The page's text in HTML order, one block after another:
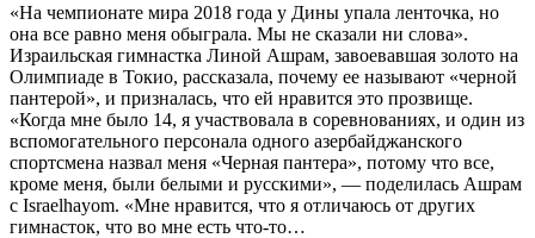
«На чемпионате мира 2018 года у Дины упала ленточка, но
она все равно меня обыграла. Мы не сказали ни слова».
Израильская гимнастка Линой Ашрам, завоевавшая золото на
Олимпиаде в Токио, рассказала, почему ее называют «черной
пантерой», и призналась, что ей нравится это прозвище.
«Когда мне было 14, я участвовала в соревнованиях, и один из
вспомогательного персонала одного азербайджанского
спортсмена назвал меня «Черная пантера», потому что все,
кроме меня, были белыми и русскими», — поделилась Ашрам
с Israelhayom. «Мне нравится, что я отличаюсь от других
гимнасток, что во мне есть что-то…